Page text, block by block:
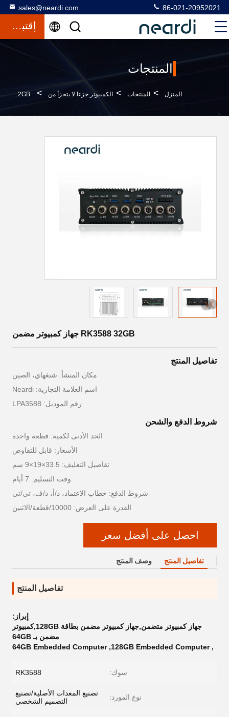
sales@neardi.com 86-021-20952021
إقتباس
المنتجات
المنزل > المنتجات > الكمبيوتر جزءا لا يتجزأ من > RK3588 32GB جهاز كمبيوتر مضمن
RK3588 32GB جهاز كمبيوتر مضمن
تفاصيل المنتج
مكان المنشأ: شنغهاي، الصين
اسم العلامة التجارية: Neardi
رقم الموديل: LPA3588
شروط الدفع والشحن
الحد الأدنى لكمية: قطعة واحدة
الأسعار: قابل للتفاوض
تفاصيل التغليف: 33.5×19×9 سم
وقت التسليم: 7 أيام
شروط الدفع: خطاب الاعتماد، د/أ، د/ف، تي/تي
القدرة على العرض: 10000/قطعة/الاثنين
احصل على أفضل سعر
تفاصيل المنتج وصف المنتج
تفاصيل المنتج
إبراز:
جهاز كمبيوتر متضمن,جهاز كمبيوتر مضمن بطاقة 128GB,كمبيوتر
مضمن بـ 64GB
,
128GB Embedded Computer
,
64GB Embedded Computer
سوك: RK3588
نوع المورد:
تصنيع المعدات الأصلية/تصنيع
التصميم الشخصي